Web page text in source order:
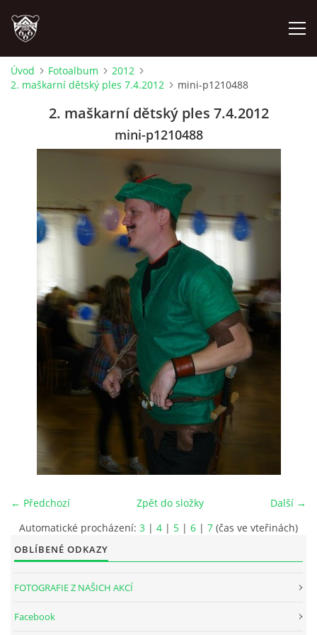
ÚVOD
NOVINKY
VIDEA
INTERNÍ SEKCE
Úvod Fotoalbum
2012
2. maškarní dětský ples 7.4.2012
mini-p1210488
2. maškarní dětský ples 7.4.2012
mini-p1210488
← Předchozí Další →
Zpět do složky
Automatické procházení: 3 | 4 | 5 | 6 | 7 (čas ve vteřinách)
OBLÍBENÉ ODKAZY
FOTOGRAFIE Z NAŠICH AKCÍ
Facebook